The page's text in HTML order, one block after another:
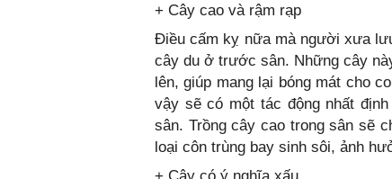
+ Cây cao và rậm rạp
Điều cấm kỵ nữa mà người xưa
cây du ở trước sân. Những cây
lên, giúp mang lại bóng mát cho
vậy sẽ có một tác động nhất
sân. Trồng cây cao trong sân sẽ
loại côn trùng bay sinh sôi, ảnh